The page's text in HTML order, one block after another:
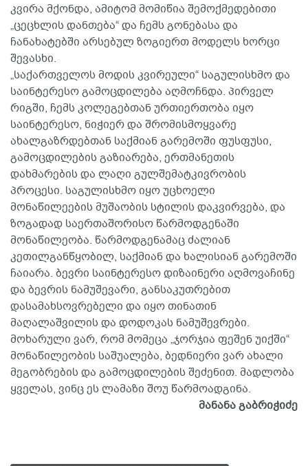
კვირა მქონდა, ამიტომ მომიწია შემოქმედებითი
„ცეცხლის დანთება“ და ჩემს გონებასა და
ჩანახატებში არსებულ ზოგიერთ მოდელს ხორცი
შევასხი.
„საქართველოს მოდის კვირეული“ საგულისხმო და
საინტერესო გამოცდილება აღმოჩნდა. პირველ
რიგში, ჩემს კოლეგებთან ურთიერთობა იყო
საინტერესო, ნიჭიერ და შრომისმოყვარე
ახალგაზრდებთან საქმიან გარემოში ფუსფუსი,
გამოცდილების გაზიარება, ერთმანეთის
დახმარების და ლაღი გულშემატკივრობის
პროცესი. საგულისხმო იყო უცხოელი
მონაწილეების მუშაობის სტილის დაკვირვება, და
ზოგადად საერთაშორისო წარმოდგენაში
მონაწილეობა. წარმოდგენამაც ძალიან
კეთილგანწყობილ, საქმიან და ხალისიან გარემოში
ჩაიარა. ბევრი საინტერესო დიზაინერი აღმოვაჩინე
და ბევრის ნამუშევარი, განსაკუთრებით
დასამახსოვრებელი და იყო თინათინ
მაღალაშვილის და დოდოკას ნამუშევრები.
მოხარული ვარ, რომ მომეცა „ჯორჯია ფეშენ უიქში“
მონაწილეობის საშუალება, ბედნიერი ვარ ახალი
მეგობრების და გამოცდილების შეძენით. მადლობა
ყველას, ვინც ეს ლამაზი შოუ წარმოადგინა.
მანანა გაბრიჭიძე